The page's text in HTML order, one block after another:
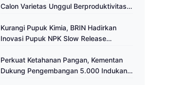
Calon Varietas Unggul Berproduktivitas
Kurangi Pupuk Kimia, BRIN Hadirkan
Inovasi Pupuk NPK Slow Release
Perkuat Ketahanan Pangan, Kementan
Dukung Pengembangan 5.000 Indukan